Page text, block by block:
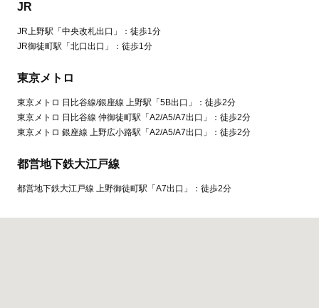
JR
JR上野駅「中央改札出口」：徒歩1分
JR御徒町駅「北口出口」：徒歩1分
東京メトロ
東京メトロ 日比谷線/銀座線 上野駅「5B出口」：徒歩2分
東京メトロ 日比谷線 仲御徒町駅「A2/A5/A7出口」：徒歩2分
東京メトロ 銀座線 上野広小路駅「A2/A5/A7出口」：徒歩2分
都営地下鉄大江戸線
都営地下鉄大江戸線 上野御徒町駅「A7出口」：徒歩2分